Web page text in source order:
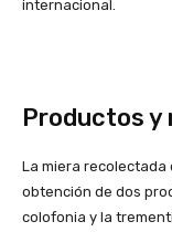
internacional.
Productos y
La miera recolectada
obtención de dos
colofonia y la